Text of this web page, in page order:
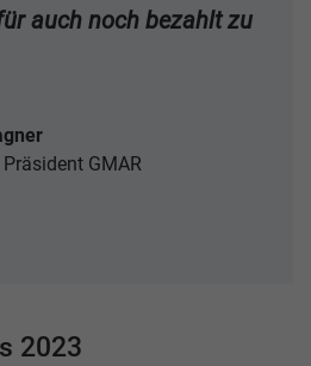
auch noch bezahlt zu
GMAR
2023